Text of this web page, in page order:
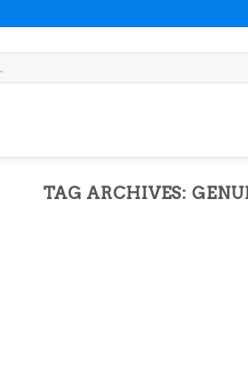
TAG ARCHIVES: